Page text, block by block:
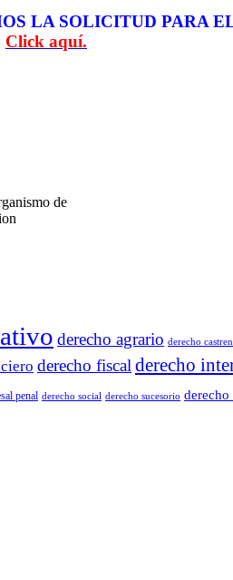
LA SOLICITUD PARA
Click aquí.
de
derecho agrario derecho
derecho fiscal derecho
penal derecho social derecho sucesorio